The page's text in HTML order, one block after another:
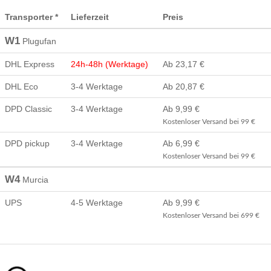
Transporter * Lieferzeit Preis
W1 Plugufan
DHL Express 24h-48h (Werktage) Ab 23,17 €
DHL Eco 3-4 Werktage Ab 20,87 €
DPD Classic 3-4 Werktage Ab 9,99 €
Kostenloser Versand bei 99 €
DPD pickup 3-4 Werktage Ab 6,99 €
Kostenloser Versand bei 99 €
W4Murcia
UPS 4-5 Werktage Ab 9,99 €
Kostenloser Versand bei 699 €